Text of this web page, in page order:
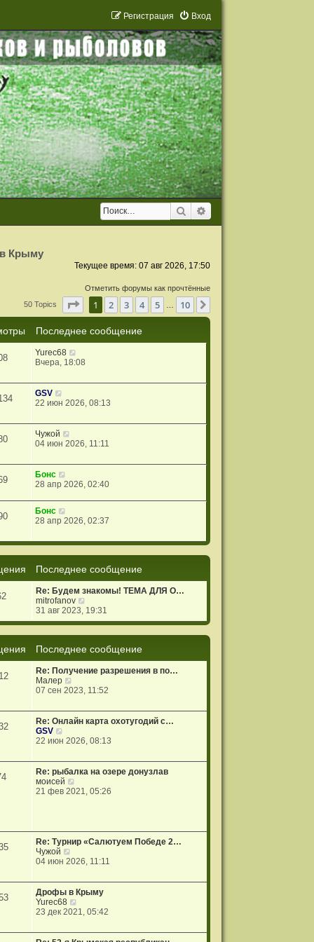
Вход
Регистрация
Поиск
Крыму
Текущее время: 07 авг 2026, 17:50
Отметить форумы как прочтённые
50 Topics
Страница1 из 10
1 2 3 4 5 10
Последнее сообщение
Yurec68
Вчера, 18:08
GSV
22 июн 2026, 08:13
Чужой
04 июн 2026, 11:11
Бонс
28 апр 2026, 02:40
Бонс
28 апр 2026, 02:37
Последнее сообщение
Re: Будем знакомы! ТЕМА ДЛЯ О…
mitrofanov
е
р
т
и
к
о
е
н
е
с
о
о
и
31 авг 2023, 19:31
Последнее сообщение
Re: Получение разрешения в по…
Малер
е
е
й
и
о
с
л
у
с
о
щ
е
н
ю
07 сен 2023, 11:52
Re: Онлайн карта охотугодий с…
GSV
е
е
й
т
и
л
е
д
у
с
о
22 июн 2026, 08:13
Re: рыбалка на озере донузлав
моисей
е
т
и
п
л
д
м
21 фев 2021, 05:26
Re: Турнир «Салютуем Победе 2…
Чужой
е
е
й
т
и
о
04 июн 2026, 11:11
Дрофы в Крыму
Yurec68
е
е
23 дек 2021, 05:42